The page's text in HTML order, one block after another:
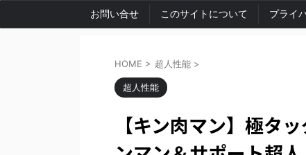
お問い合せ このサイトについて プライ
HOME > 超人性能 >
超人性能
【キン肉マン】極タ